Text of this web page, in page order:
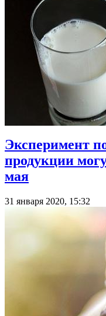
Эксперимент
продукции
мая
31 января 2020, 15:32